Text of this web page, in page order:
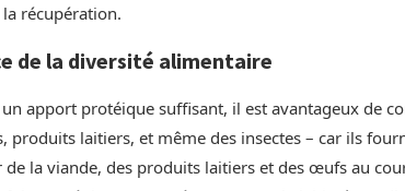
récupération.
de la diversité alimentaire
apport protéique suffisant, il est avantageux de
produits laitiers, et même des insectes – car ils
de la viande, des produits laitiers et des œufs au